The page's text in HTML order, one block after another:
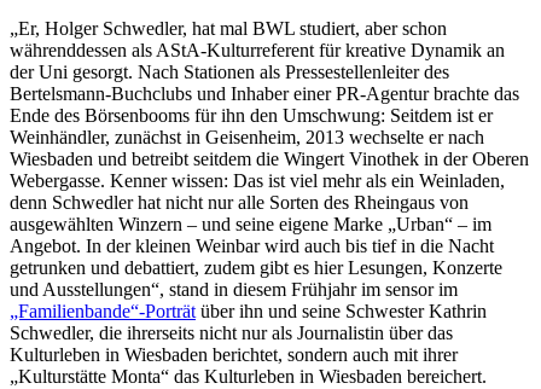
„Er, Holger Schwedler, hat mal BWL studiert, aber schon
währenddessen als AStA-Kulturreferent für kreative Dynamik an
der Uni gesorgt. Nach Stationen als Pressestellenleiter des
Bertelsmann-Buchclubs und Inhaber einer PR-Agentur brachte das
Ende des Börsenbooms für ihn den Umschwung: Seitdem ist er
Weinhändler, zunächst in Geisenheim, 2013 wechselte er nach
Wiesbaden und betreibt seitdem die Wingert Vinothek in der Oberen
Webergasse. Kenner wissen: Das ist viel mehr als ein Weinladen,
denn Schwedler hat nicht nur alle Sorten des Rheingaus von
ausgewählten Winzern – und seine eigene Marke „Urban“ – im
Angebot. In der kleinen Weinbar wird auch bis tief in die Nacht
getrunken und debattiert, zudem gibt es hier Lesungen, Konzerte
und Ausstellungen“, stand in diesem Frühjahr im sensor im
„Familienbande“-Porträt über ihn und seine Schwester Kathrin
Schwedler, die ihrerseits nicht nur als Journalistin über das
Kulturleben in Wiesbaden berichtet, sondern auch mit ihrer
„Kulturstätte Monta“ das Kulturleben in Wiesbaden bereichert.